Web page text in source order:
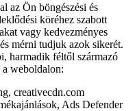
az Ön böngészési és
köréhez szabott
vagy kedvezményes
mérni tudjuk azok sikerét.
harmadik féltől származó
a weboldalon:
creativecdn.com
Ads Defender